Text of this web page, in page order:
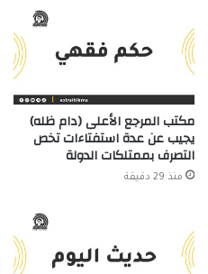
مكتب المرجع الأعلى (دام ظله)
يجيب عن عدة استفتاءات تخص
التصرف بممتلكات الدولة
منذ 29 دقيقة